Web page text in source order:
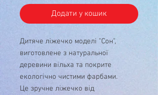
Додати у кошик
Дитяче ліжечко моделі "Сон",
виготовлене з натуральної
деревини вільха та покрите
екологічно чистими фарбами.
Це зручне ліжечко від